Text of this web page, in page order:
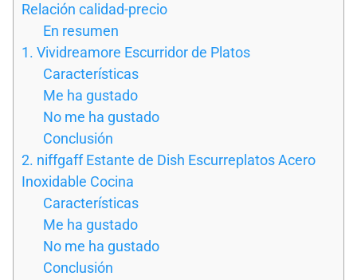
Relación calidad-precio
En resumen
1. Vividreamore Escurridor de Platos
Características
Me ha gustado
No me ha gustado
Conclusión
2. niffgaff Estante de Dish Escurreplatos Acero
Inoxidable Cocina
Características
Me ha gustado
No me ha gustado
Conclusión